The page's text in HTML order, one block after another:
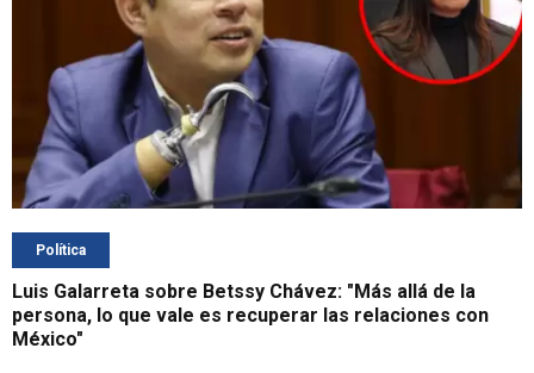
Política
Luis Galarreta sobre Betssy Chávez: "Más allá de la
persona, lo que vale es recuperar las relaciones con
México"